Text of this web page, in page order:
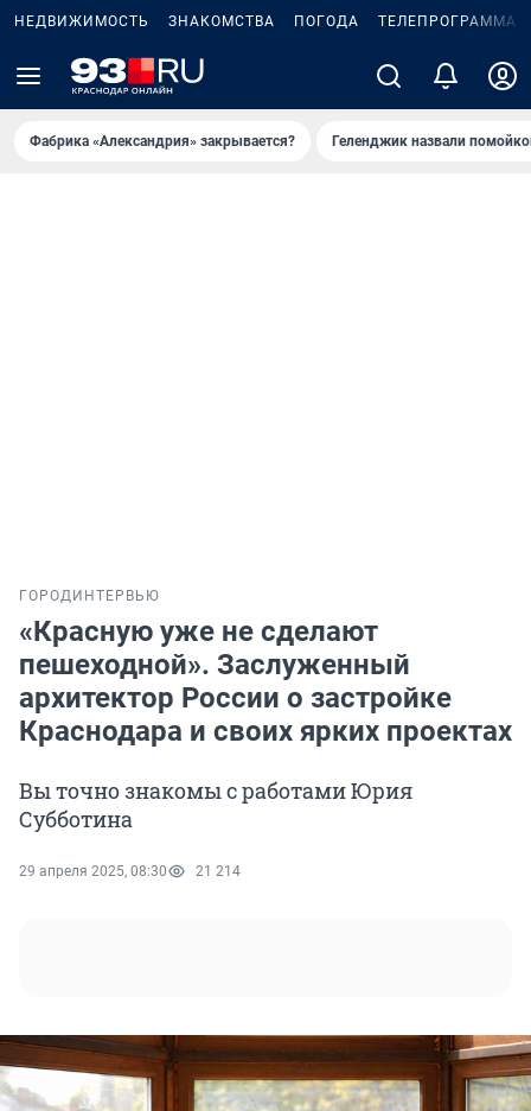
НЕДВИЖИМОСТЬ ЗНАКОМСТВА ПОГОДА ТЕЛЕПРОГРАММА
Фабрика «Александрия» закрывается? Геленджик назвали
ГОРОД ИНТЕРВЬЮ
«Красную уже не сделают
пешеходной». Заслуженный
архитектор России о застройке
Краснодара и своих ярких проектах
Вы точно знакомы с работами Юрия
Субботина
29 апреля 2025, 08:30 21 214